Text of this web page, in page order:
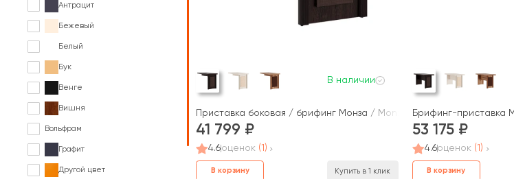
Антрацит
Бежевый
Белый
Бук
Венге
Вишня
Вольфрам
Графит
Другой цвет
В наличии
Приставка боковая / брифинг Монза / Monza
41 799
4.6оценок (1)
В корзину Купить в 1 клик
Брифинг-приставка
53 175
4.6оценок (1)
В корзину